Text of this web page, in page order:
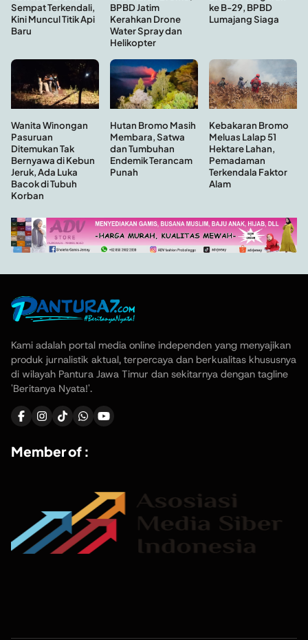
Sempat Terkendali,
Kini Muncul Titik Api
Baru
BPBD Jatim
Kerahkan Drone
Water Spray dan
Helikopter
ke B-29, BPBD
Lumajang Siaga
Wanita Winongan
Pasuruan
Ditemukan Tak
Bernyawa di Kebun
Jeruk, Ada Luka
Bacok di Tubuh
Korban
Hutan Bromo Masih
Membara, Satwa
dan Tumbuhan
Endemik Terancam
Punah
Kebakaran Bromo
Meluas Lalap 51
Hektare Lahan,
Pemadaman
Terkendala Faktor
Alam
Kami adalah portal media online independen yang menyajikan
produk jurnalistik aktual, terpercaya dan berkualitas khususnya
di wilayah Pantura Jawa Timur dan sekitarnya dengan tagline
'Beritanya Nyata!'.
Member of :